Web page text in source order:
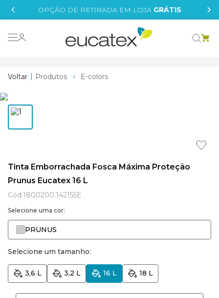
OPÇÃO DE RETIRADA EM LOJA GRÁTIS
Produtos E-colors
Tinta Emborrachada Fosca Máxima Proteção
Prunus Eucatex 16 L
Cód:1800200.142155E
Selecione uma cor:
PRUNUS
Selecione um tamanho:
3,6 L 3,2 L 16 L 18 L
tinta
tinta